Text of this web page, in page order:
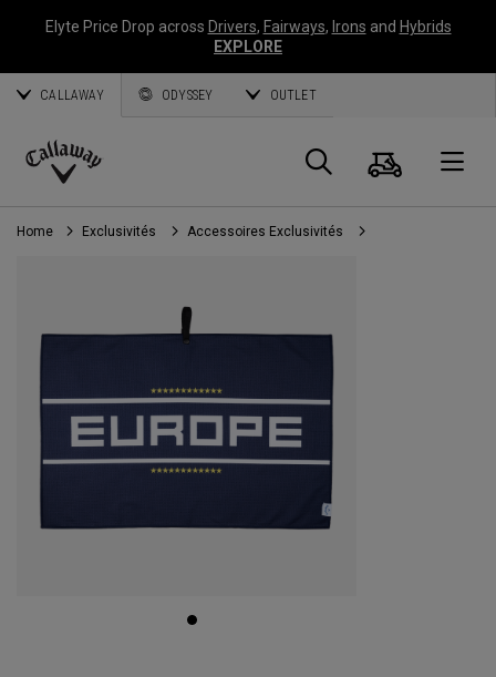
Elyte Price Drop across Drivers, Fairways, Irons and Hybrids
EXPLORE
CALLAWAY ODYSSEY OUTLET
Callaway
Golf
Panier
Home Exclusivités Accessoires Exclusivités